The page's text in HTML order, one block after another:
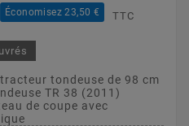
Économisez 23,50 € TTC
tondeuse de 98 cm
TR 38 (2011)
de coupe avec